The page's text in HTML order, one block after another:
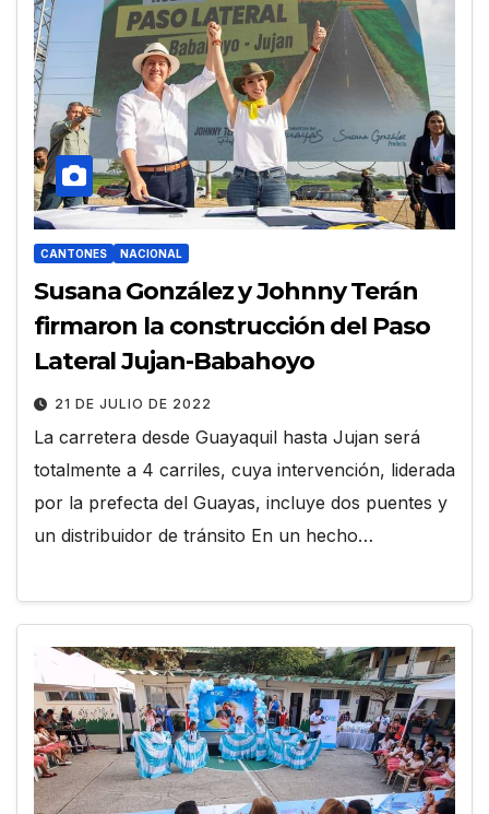
CANTONES NACIONAL
Susana González y Johnny Terán
firmaron la construcción del Paso
Lateral Jujan-Babahoyo
21 DE JULIO DE 2022
La carretera desde Guayaquil hasta Jujan será
totalmente a 4 carriles, cuya intervención, liderada
por la prefecta del Guayas, incluye dos puentes y
un distribuidor de tránsito En un hecho…